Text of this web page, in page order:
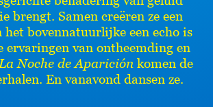
brengt. Samen creëren ze een
bovennatuurlijke een echo is
ervaringen van ontheemding en
La Noche de Aparición komen de
En vanavond dansen ze.